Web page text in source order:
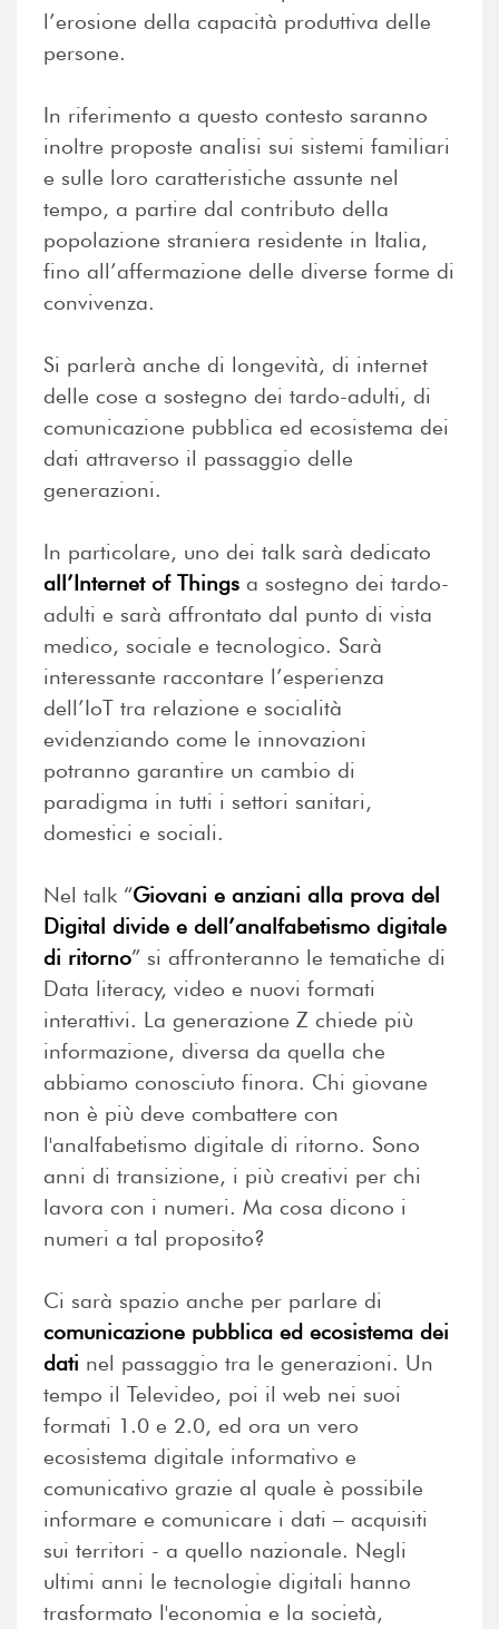
l’erosione della capacità produttiva delle
persone.
In riferimento a questo contesto saranno
inoltre proposte analisi sui sistemi familiari
e sulle loro caratteristiche assunte nel
tempo, a partire dal contributo della
popolazione straniera residente in Italia,
fino all’affermazione delle diverse forme di
convivenza.
Si parlerà anche di longevità, di internet
delle cose a sostegno dei tardo-adulti, di
comunicazione pubblica ed ecosistema dei
dati attraverso il passaggio delle
generazioni.
In particolare, uno dei talk sarà dedicato
all’Internet of Things a sostegno dei tardo-
adulti e sarà affrontato dal punto di vista
medico, sociale e tecnologico. Sarà
interessante raccontare l’esperienza
dell’IoT tra relazione e socialità
evidenziando come le innovazioni
potranno garantire un cambio di
paradigma in tutti i settori sanitari,
domestici e sociali.
Nel talk “Giovani e anziani alla prova del
Digital divide e dell’analfabetismo digitale
di ritorno” si affronteranno le tematiche di
Data literacy, video e nuovi formati
interattivi. La generazione Z chiede più
informazione, diversa da quella che
abbiamo conosciuto finora. Chi giovane
non è più deve combattere con
l'analfabetismo digitale di ritorno. Sono
anni di transizione, i più creativi per chi
lavora con i numeri. Ma cosa dicono i
numeri a tal proposito?
Ci sarà spazio anche per parlare di
comunicazione pubblica ed ecosistema dei
dati nel passaggio tra le generazioni. Un
tempo il Televideo, poi il web nei suoi
formati 1.0 e 2.0, ed ora un vero
ecosistema digitale informativo e
comunicativo grazie al quale è possibile
informare e comunicare i dati – acquisiti
sui territori - a quello nazionale. Negli
ultimi anni le tecnologie digitali hanno
trasformato l'economia e la società,